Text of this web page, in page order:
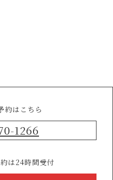
約はこちら
1266
は24時間受付